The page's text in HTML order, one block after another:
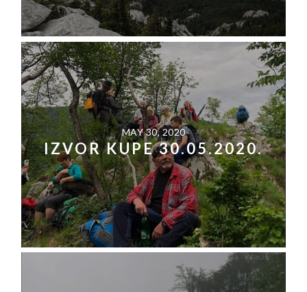
MAY 30, 2020
IZVOR KUPE 30.05.2020.